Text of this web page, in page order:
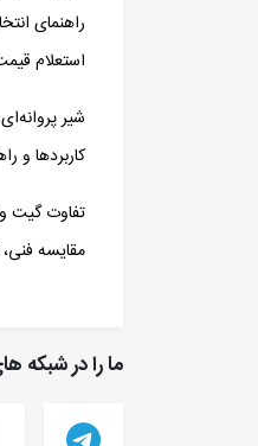
راهنمای
استعلام
شیر
کاربردها و
تفاوت گیت
مقایسه
ما را در شبکه